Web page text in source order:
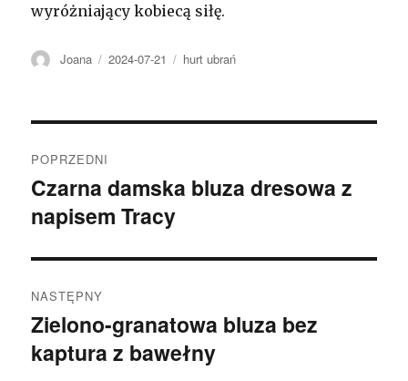
wyróżniający kobiecą siłę.
Autor
Joana Opublikowano
2024-07-21 Kategorie
hurt ubrań
wpisu
POPRZEDNI
Poprzedni
wpis:
Czarna damska bluza dresowa z
napisem Tracy
NASTĘPNY
Następny
wpis:
Zielono-granatowa bluza bez
kaptura z bawełny